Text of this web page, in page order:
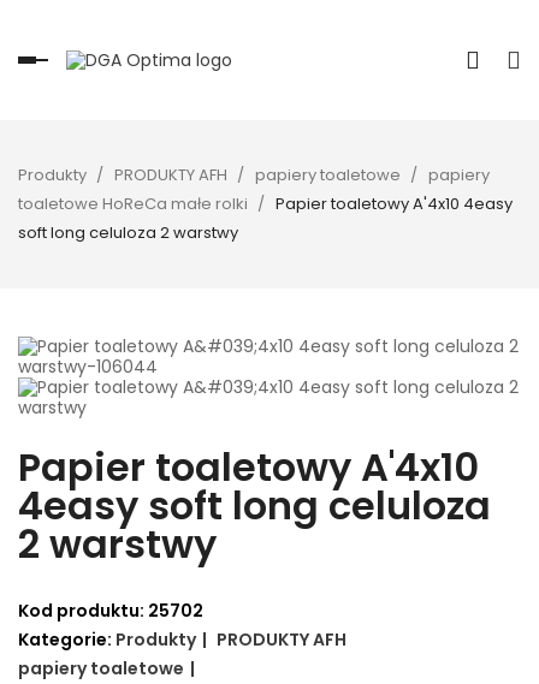
Toggle
Produkty PRODUKTY AFH papiery toaletowe
papiery
toaletowe HoReCa małe rolki
Papier toaletowy A'4x10 4easy
soft long celuloza 2 warstwy
Papier toaletowy A'4x10
4easy soft long celuloza
2 warstwy
Kod produktu: 25702
Kategorie: Produkty
PRODUKTY AFH
papiery toaletowe